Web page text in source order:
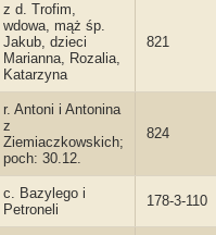
z d. Trofim,
wdowa, mąż śp.
Jakub, dzieci
Marianna, Rozalia,
Katarzyna
821
r. Antoni i Antonina
z
Ziemiaczkowskich;
poch: 30.12.
824
c. Bazylego i
Petroneli
178-3-110